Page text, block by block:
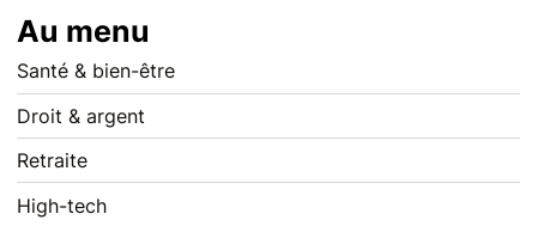
Au menu
Santé & bien-être
Droit & argent
Retraite
High-tech